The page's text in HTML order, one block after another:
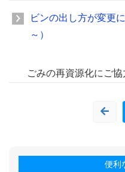
ビンの出し方が変更
～）
ごみの再資源化にご
便利